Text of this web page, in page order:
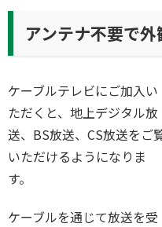
アンテナ不要で外
ケーブルテレビにご加入い
ただくと、地上デジタル放
送、BS放送、CS放送をご
いただけるようになりま
す。
ケーブルを通じて放送を受